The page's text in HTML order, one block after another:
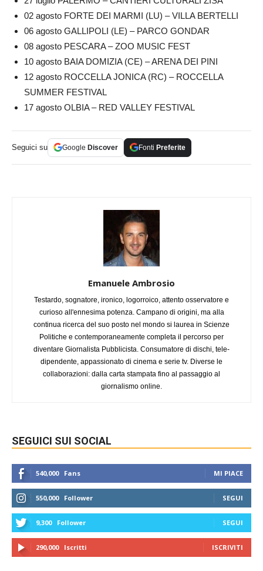
02 agosto FORTE DEI MARMI (LU) – VILLA BERTELLI
06 agosto GALLIPOLI (LE) – PARCO GONDAR
08 agosto PESCARA – ZOO MUSIC FEST
10 agosto BAIA DOMIZIA (CE) – ARENA DEI PINI
12 agosto ROCCELLA JONICA (RC) – ROCCELLA
SUMMER FESTIVAL
17 agosto OLBIA – RED VALLEY FESTIVAL
Seguici su Google Discover Fonti Preferite
Emanuele Ambrosio
Testardo, sognatore, ironico, logorroico, attento osservatore e
curioso all'ennesima potenza. Campano di origini, ma alla
continua ricerca del suo posto nel mondo si laurea in Scienze
Politiche e contemporaneamente completa il percorso per
diventare Giornalista Pubblicista. Consumatore di dischi, tele-
dipendente, appassionato di cinema e serie tv. Diverse le
collaborazioni: dalla carta stampata fino al passaggio al
giornalismo online.
SEGUICI SUI SOCIAL
540,000 Fans MI PIACE
550,000 Follower SEGUI
9,300 Follower SEGUI
290,000 Iscritti ISCRIVITI